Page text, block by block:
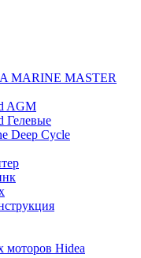
MARINE MASTER
AGM
Гелевые
Deep Cycle
моторов Hidea